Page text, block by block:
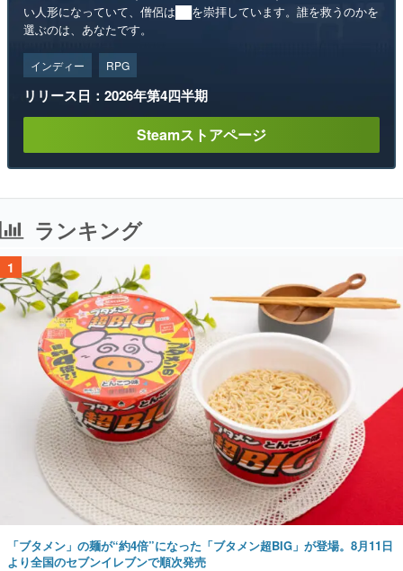
い人形になっていて、僧侶は██を崇拝しています。誰を救うのかを
選ぶのは、あなたです。
インディー RPG
リリース日：2026年第4四半期
Steamストアページ
ランキング
1
「ブタメン」の麺が“約4倍”になった「ブタメン超BIG」が登場。8月11日
より全国のセブンイレブンで順次発売